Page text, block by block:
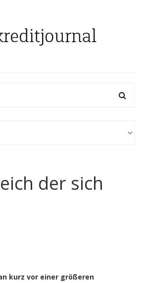
der sich
kurz vor einer größeren